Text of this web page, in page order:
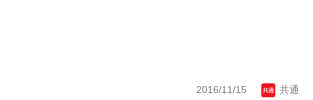
2016/11/15 共通